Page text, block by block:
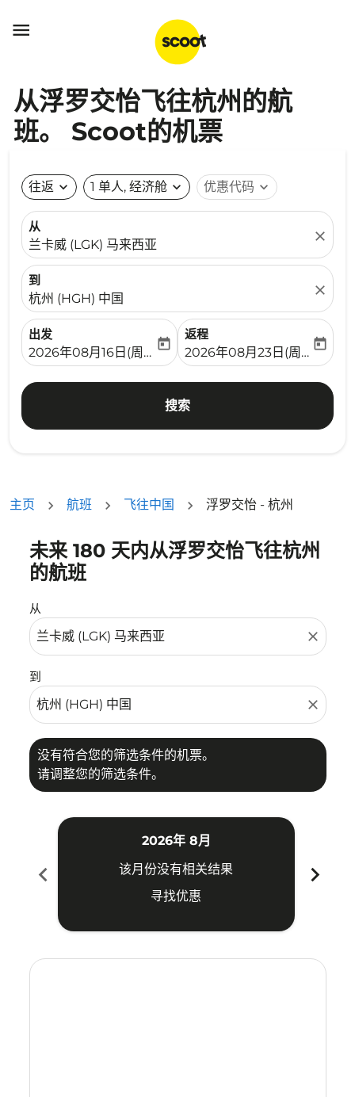

从浮罗交怡飞往杭州的航
班。 Scoot的机票
往返 expand_more 1 单人, 经济舱 expand_more 优惠代码 expand_more
从
兰卡威 (LGK) 马来西亚
close
到
杭州 (HGH) 中国
close
出发
fc-booking-departure-date-aria-label
2026年08月16日(周日)
today
返程
fc-booking-return-date-
2026年08月23日(周日)
today
搜索
主页 航班 飞往中国 浮罗交怡 - 杭州
未来 180 天内从浮罗交怡飞往杭州
的航班
从
close
到
close
没有符合您的筛选条件的机票。
请调整您的筛选条件。
没有符合您的筛选条件的机票。请调整您的筛选条件。
chevron_left
2026年 8月
该月份没有相关结果
寻找优惠
chevron_right